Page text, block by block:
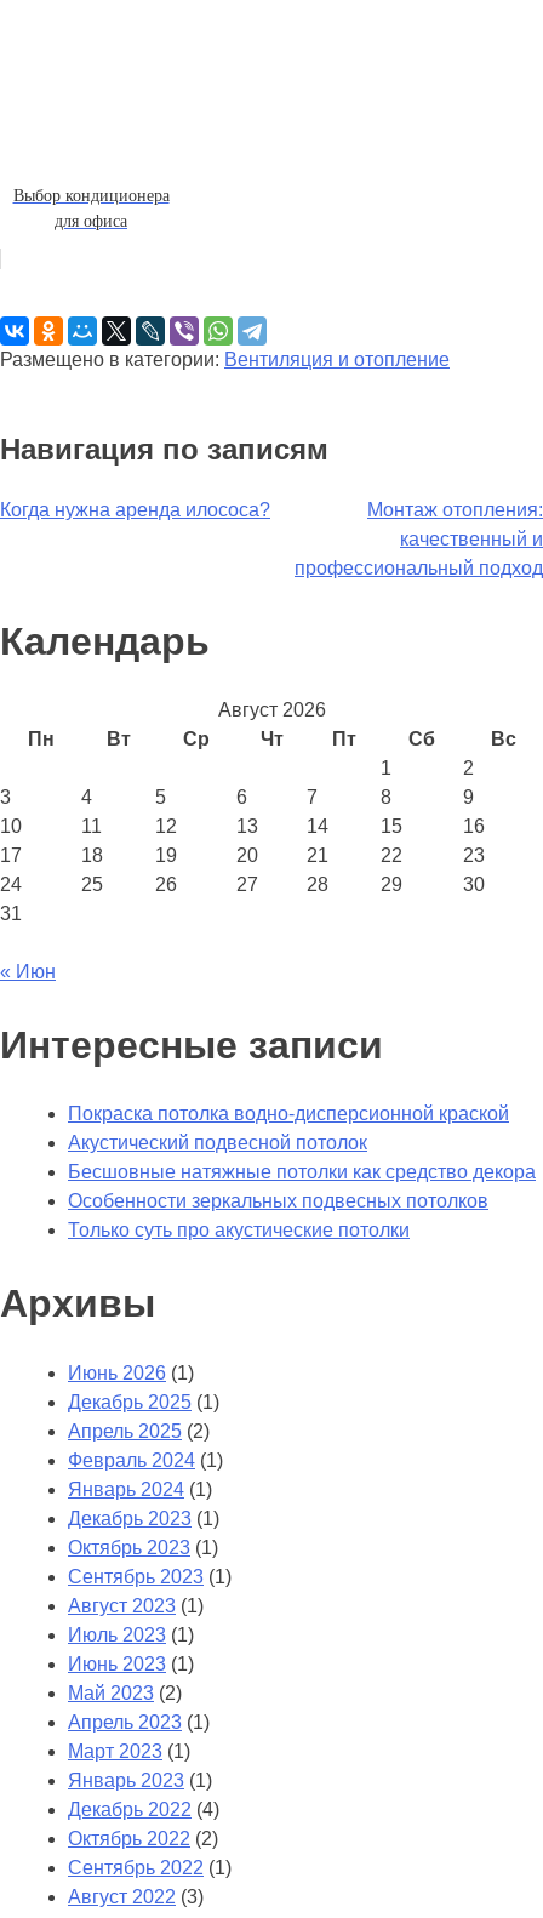
Выбор кондиционера
для офиса
Размещено в категории: Вентиляция и отопление
Навигация по записям
Когда нужна аренда илососа?
Монтаж отопления:
качественный и
профессиональный подход
Календарь
Август 2026
Пн
Вт Ср Чт Пт Сб
Вс
1
2
3
4 5 6 7 8
9
10
11 12 13 14 15
16
17
18 19 20 21 22
23
24
25 26 27 28 29
30
31
« Июн
Интересные записи
Покраска потолка водно-дисперсионной краской
Акустический подвесной потолок
Бесшовные натяжные потолки как средство декора
Особенности зеркальных подвесных потолков
Только суть про акустические потолки
Архивы
Июнь 2026 (1)
Декабрь 2025 (1)
Апрель 2025 (2)
Февраль 2024 (1)
Январь 2024 (1)
Декабрь 2023 (1)
Октябрь 2023 (1)
Сентябрь 2023 (1)
Август 2023 (1)
Июль 2023 (1)
Июнь 2023 (1)
Май 2023 (2)
Апрель 2023 (1)
Март 2023 (1)
Январь 2023 (1)
Декабрь 2022 (4)
Октябрь 2022 (2)
Сентябрь 2022 (1)
Август 2022 (3)